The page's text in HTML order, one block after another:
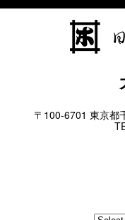
〒100-6701 東京都